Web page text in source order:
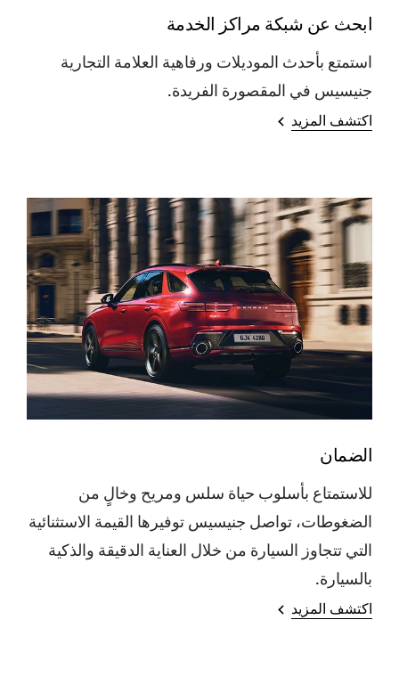
ابحث عن شبكة مراكز الخدمة
استمتع بأحدث الموديلات ورفاهية العلامة التجارية
جنيسيس في المقصورة الفريدة.
اكتشف المزيد
الضمان
للاستمتاع بأسلوب حياة سلس ومريح وخالٍ من
الضغوطات، تواصل جنيسيس توفيرها القيمة الاستثنائية
التي تتجاوز السيارة من خلال العناية الدقيقة والذكية
بالسيارة.
اكتشف المزيد